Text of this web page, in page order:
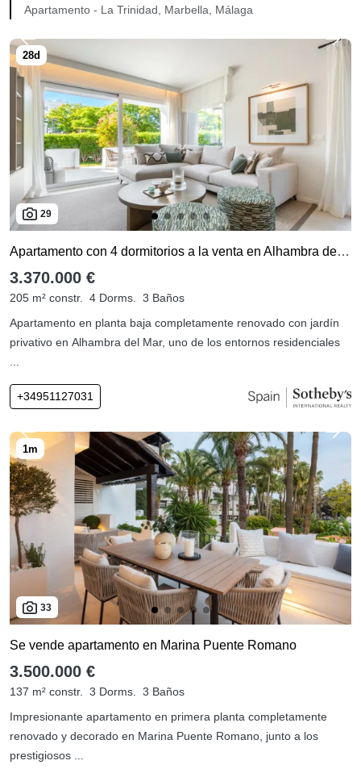
Apartamento - La Trinidad, Marbella, Málaga
29
Apartamento con 4 dormitorios a la venta en Alhambra del Mar
3.370.000 €
205 m² constr. 4 Dorms. 3 Baños
Apartamento en planta baja completamente renovado con jardín
privativo en Alhambra del Mar, uno de los entornos residenciales
...
+34951127031
33
Se vende apartamento en Marina Puente Romano
3.500.000 €
137 m² constr. 3 Dorms.
3 Baños
Impresionante apartamento en primera planta completamente
renovado y decorado en Marina Puente Romano, junto a los
prestigiosos ...